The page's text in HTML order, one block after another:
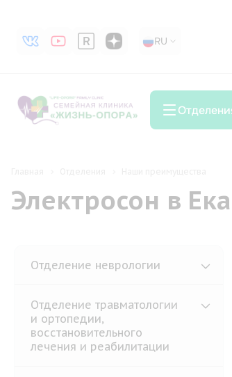
RU
RU
Электросон в
Отделение неврологии
Отделение травматологии
и ортопедии,
восстановительного
лечения и реабилитации